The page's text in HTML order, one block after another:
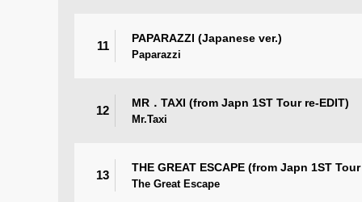
11
PAPARAZZI (Japanese ver.)
Paparazzi
12
MR．TAXI (from Japn 1ST Tour re-EDIT)
Mr.Taxi
13
THE GREAT ESCAPE (from Japn 1ST
The Great Escape